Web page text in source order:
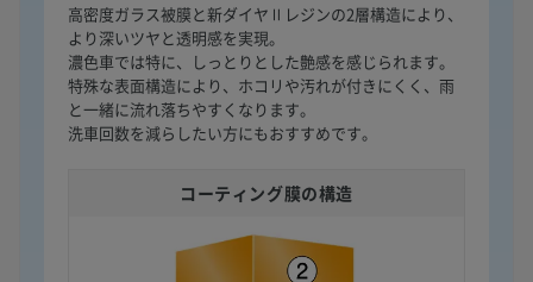
高密度ガラス被膜と新ダイヤⅡレジンの2層構造により、
より深いツヤと透明感を実現。
濃色車では特に、しっとりとした艶感を感じられます。
特殊な表面構造により、ホコリや汚れが付きにくく、雨
と一緒に流れ落ちやすくなります。
洗車回数を減らしたい方にもおすすめです。
コーティング膜の構造